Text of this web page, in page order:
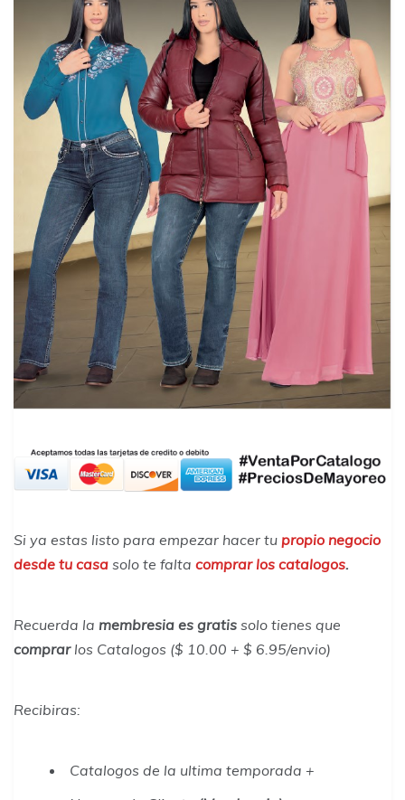
Si ya estas listo para empezar hacer tu propio negocio
desde tu casa solo te falta comprar los catalogos.
Recuerda la membresia es gratis solo tienes que
comprarlos Catalogos ($ 10.00 + $ 6.95/envio)
Recibiras:
Catalogos de la ultima temporada +